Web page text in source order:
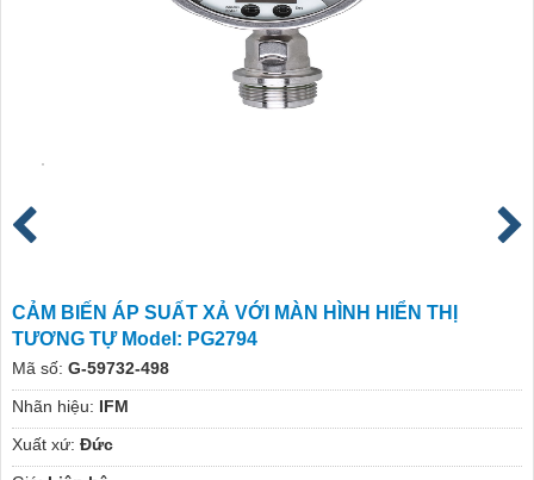
CẢM BIẾN ÁP SUẤT XẢ VỚI MÀN HÌNH HIỂN THỊ
TƯƠNG TỰ Model: PG2794
Mã số: G-59732-498
Nhãn hiệu: IFM
Xuất xứ: Đức